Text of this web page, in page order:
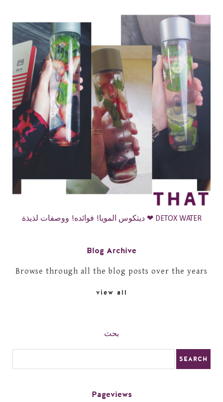
ديتكوس المويا! فوائده! ووصفات لذيذة ❤ DETOX WATER
Blog Archive
Browse through all the blog posts over the years
view all
بحث
Pageviews